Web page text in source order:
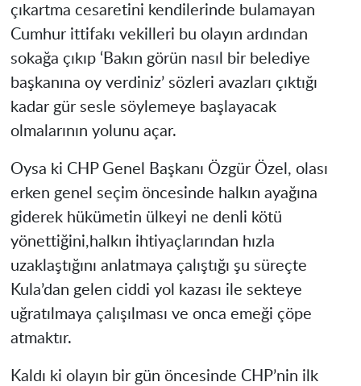
çıkartma cesaretini kendilerinde bulamayan
Cumhur ittifakı vekilleri bu olayın ardından
sokağa çıkıp ‘Bakın görün nasıl bir belediye
başkanına oy verdiniz’ sözleri avazları çıktığı
kadar gür sesle söylemeye başlayacak
olmalarının yolunu açar.
Oysa ki CHP Genel Başkanı Özgür Özel, olası
erken genel seçim öncesinde halkın ayağına
giderek hükümetin ülkeyi ne denli kötü
yönettiğini,halkın ihtiyaçlarından hızla
uzaklaştığını anlatmaya çalıştığı şu süreçte
Kula’dan gelen ciddi yol kazası ile sekteye
uğratılmaya çalışılması ve onca emeği çöpe
atmaktır.
Kaldı ki olayın bir gün öncesinde CHP’nin ilk